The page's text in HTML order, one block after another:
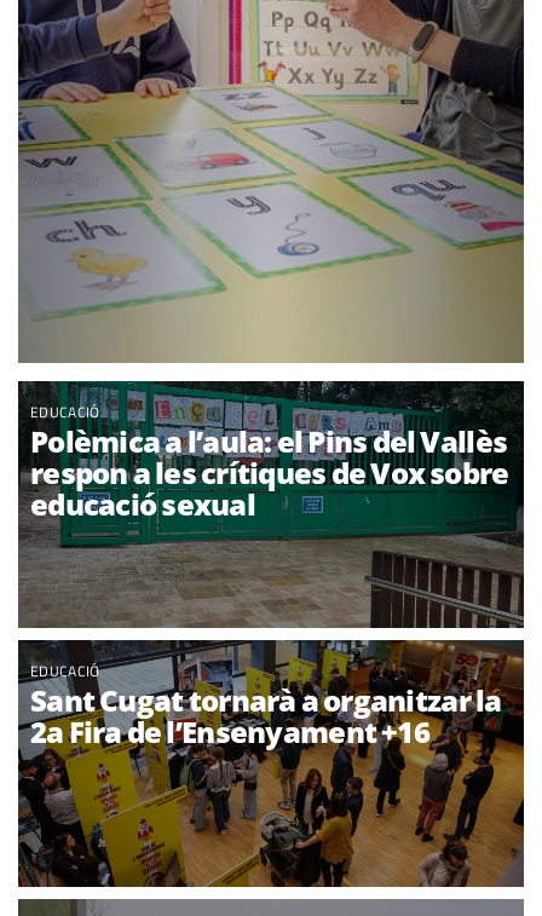
EDUCACIÓ
Polèmica a l’aula: el Pins del Vallès
respon a les crítiques de Vox sobre
educació sexual
EDUCACIÓ
Sant Cugat tornarà a organitzar la
2a Fira de l’Ensenyament +16